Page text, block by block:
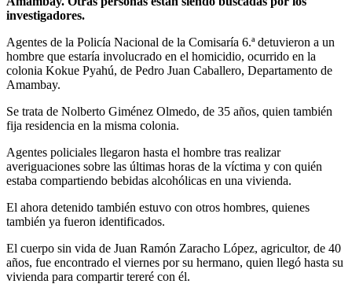
investigadores.
Agentes de la Policía Nacional de la Comisaría 6.ª detuvieron a un
hombre que estaría involucrado en el homicidio, ocurrido en la
colonia Kokue Pyahú, de Pedro Juan Caballero, Departamento de
Amambay.
Se trata de Nolberto Giménez Olmedo, de 35 años, quien también
fija residencia en la misma colonia.
Agentes policiales llegaron hasta el hombre tras realizar
averiguaciones sobre las últimas horas de la víctima y con quién
estaba compartiendo bebidas alcohólicas en una vivienda.
El ahora detenido también estuvo con otros hombres, quienes
también ya fueron identificados.
El cuerpo sin vida de Juan Ramón Zaracho López, agricultor, de 40
años, fue encontrado el viernes por su hermano, quien llegó hasta su
vivienda para compartir tereré con él.